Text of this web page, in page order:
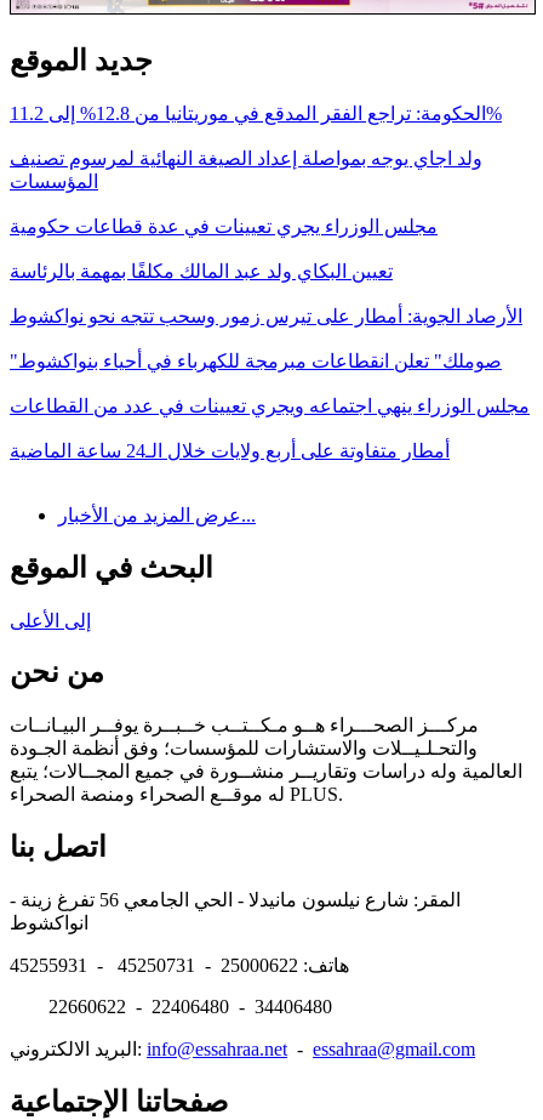
جديد الموقع
الحكومة: تراجع الفقر المدقع في موريتانيا من 12.8% إلى 11.2%
ولد اجاي يوجه بمواصلة إعداد الصيغة النهائية لمرسوم تصنيف
المؤسسات
مجلس الوزراء يجري تعيينات في عدة قطاعات حكومية
تعيين البكاي ولد عبد المالك مكلفًا بمهمة بالرئاسة
الأرصاد الجوية: أمطار على تيرس زمور وسحب تتجه نحو نواكشوط
"صوملك" تعلن انقطاعات مبرمجة للكهرباء في أحياء بنواكشوط
مجلس الوزراء ينهي اجتماعه ويجري تعيينات في عدد من القطاعات
أمطار متفاوتة على أربع ولايات خلال الـ24 ساعة الماضية
عرض المزيد من الأخبار...
البحث في الموقع
إلى الأعلى
من نحن
مركـــز الصحـــراء هــو مـكــتــب خــبــرة يوفــر البيـانــات
والتحـلـيــلات والاستشارات للمؤسسات؛ وفق أنظمة الجـودة
العالمية وله دراسات وتقاريــر منشــورة في جميع المجــالات؛ يتبع
له موقــع الصحراء ومنصة الصحراء PLUS.
اتصل بنا
المقر: شارع نيلسون مانيدلا - الحي الجامعي 56 تفرغ زينة -
هاتف: 25000622 - 45250731 - 45255931
22660622 - 22406480 - 34406480
البريد الالكتروني: info@essahraa.net - essahraa@gmail.com
صفحاتنا الإجتماعية